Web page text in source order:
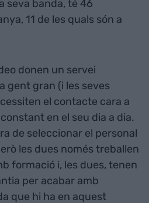
seva banda, té 46
11 de les quals són a
donen un servei
gent gran (i les seves
el contacte cara a
en el seu dia a dia.
de seleccionar el personal
les dues només treballen
formació i, les dues, tenen
per acabar amb
que hi ha en aquest